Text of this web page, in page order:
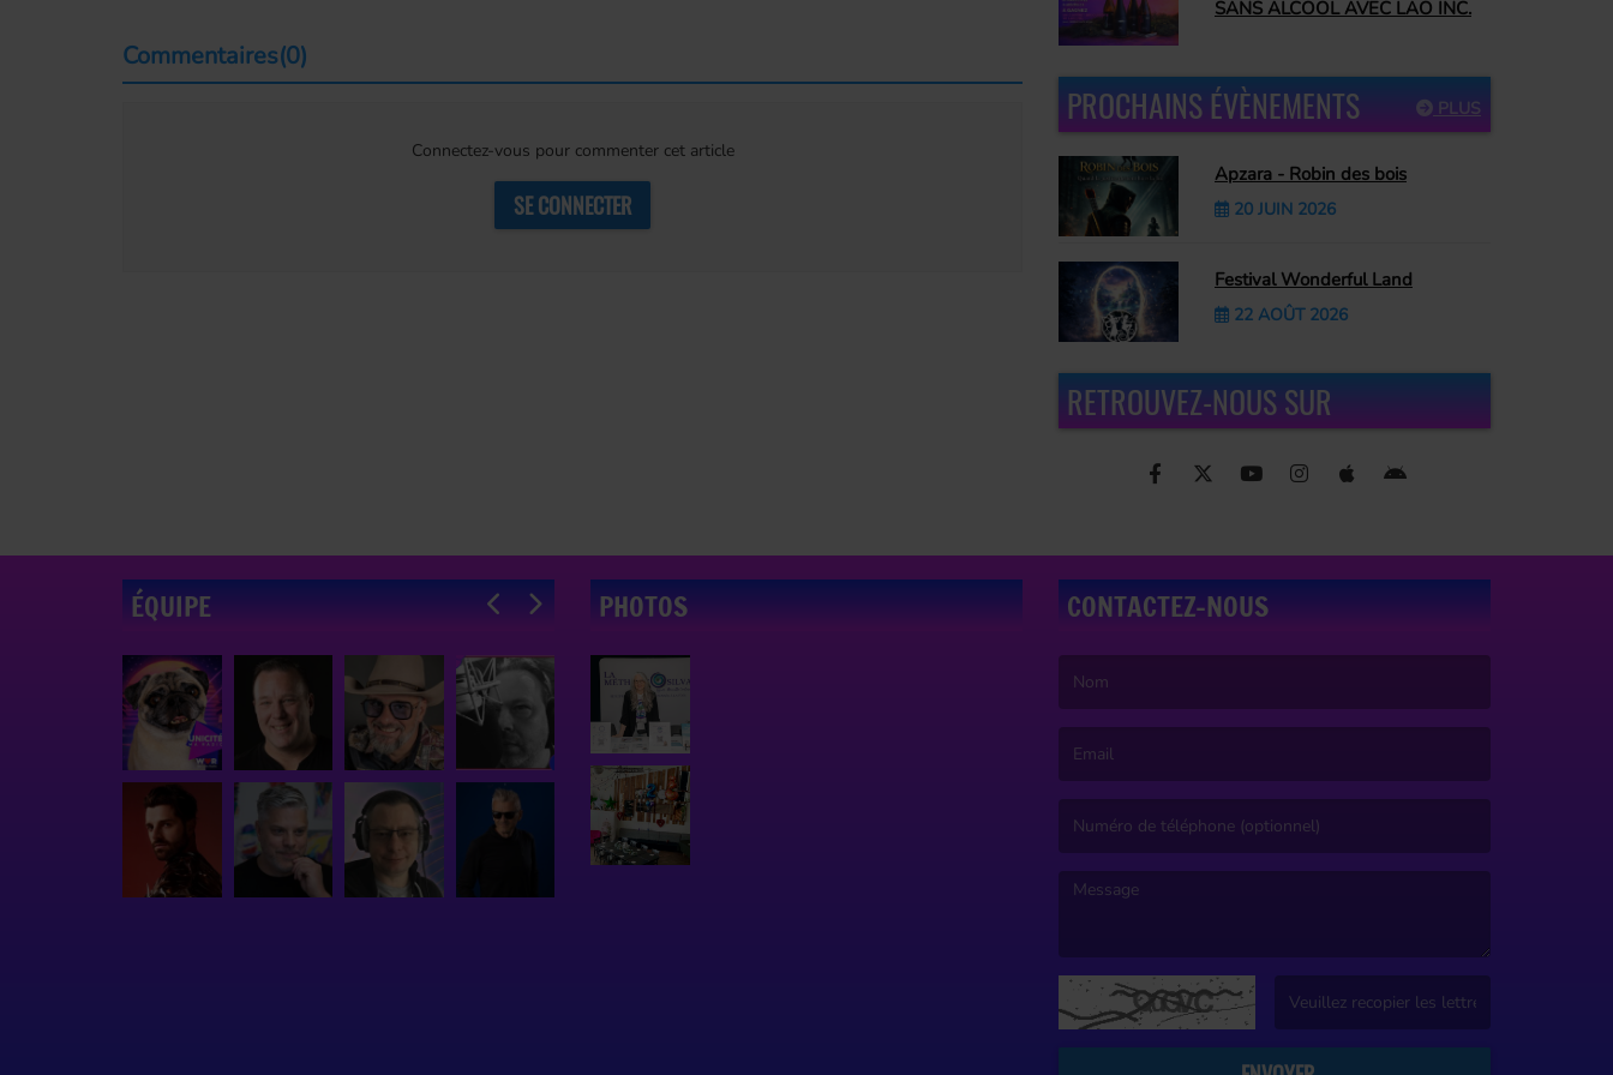
Commentaires(0)
Connectez-vous pour commenter cet article
SE CONNECTER
SANS ALCOOL AVEC LAO INC.
PLUS
PROCHAINS ÉVÈNEMENTS
Apzara - Robin des bois
20 JUIN 2026
Festival Wonderful Land
22 AOÛT 2026
RETROUVEZ-NOUS SUR
ÉQUIPE PHOTOS CONTACTEZ-NOUS